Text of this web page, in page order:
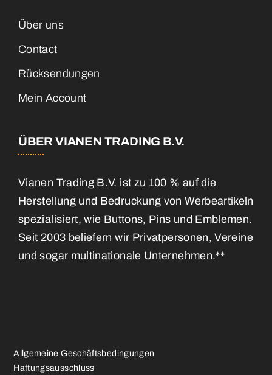
Über uns
Contact
Rücksendungen
Mein Account
ÜBER VIANEN TRADING B.V.
Vianen Trading B.V. ist zu 100 % auf die
Herstellung und Bedruckung von Werbeartikeln
spezialisiert, wie Buttons, Pins und Emblemen.
Seit 2003 beliefern wir Privatpersonen, Vereine
und sogar multinationale Unternehmen.**
Allgemeine Geschäftsbedingungen
Haftungsausschluss